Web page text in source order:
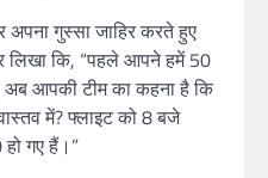
अपना गुस्सा जाहिर करते हुए
लिखा कि, “पहले आपने हमें 50
आपकी टीम का कहना है कि
में? फ्लाइट को 8 बजे
गए हैं।”